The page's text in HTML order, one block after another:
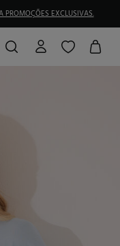
PROMOÇÕES EXCLUSIVAS.